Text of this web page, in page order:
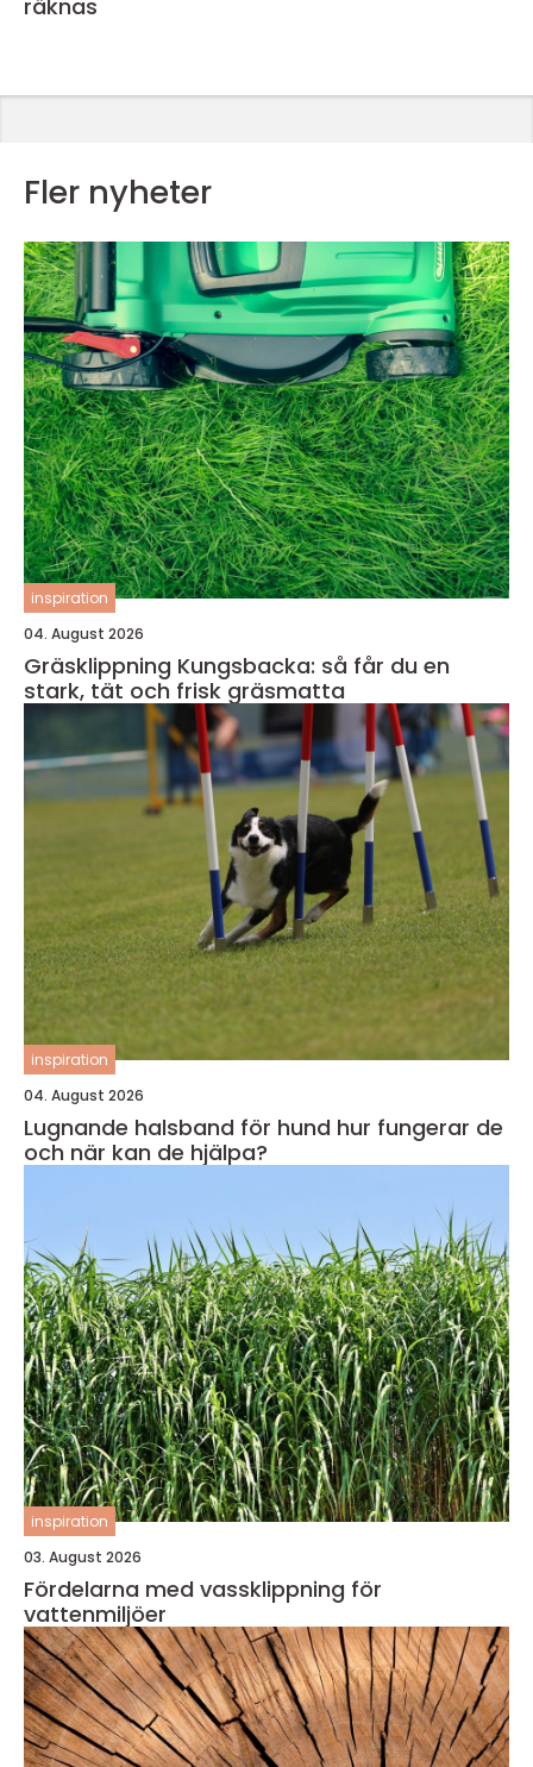
räknas
Fler nyheter
inspiration
04. August 2026
Gräsklippning Kungsbacka: så får du en
stark, tät och frisk gräsmatta
inspiration
04. August 2026
Lugnande halsband för hund hur fungerar de
och när kan de hjälpa?
inspiration
03. August 2026
Fördelarna med vassklippning för
vattenmiljöer